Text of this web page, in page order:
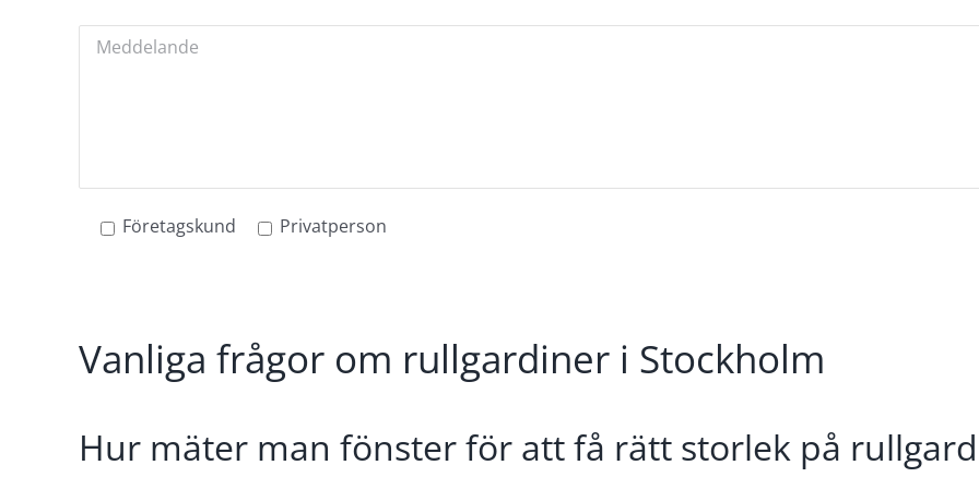
Företagskund Privatperson
Vanliga frågor om rullgardiner i Stockholm
Hur mäter man fönster för att få rätt storlek på